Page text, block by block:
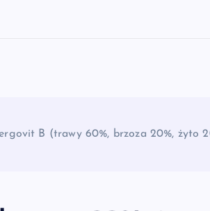
B (trawy 60%, brzoza 20%, żyto